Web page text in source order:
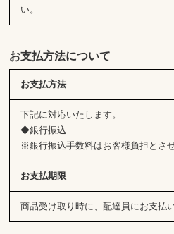
い。
お支払方法について
お支払方法
下記に対応いたします。
◆銀行振込
※銀行振込手数料はお客様負担とさ
お支払期限
商品受け取り時に、配達員にお支払